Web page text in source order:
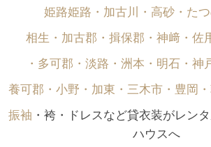
姫路姫路・加古川・高砂・たつ
相生・加古郡・揖保郡・神﨑・佐
・多可郡・淡路・洲本・明石・神
養可郡・小野・加東・三木市・豊岡
振袖 ・袴・ドレスなど貸衣装がレン
ハウスへ